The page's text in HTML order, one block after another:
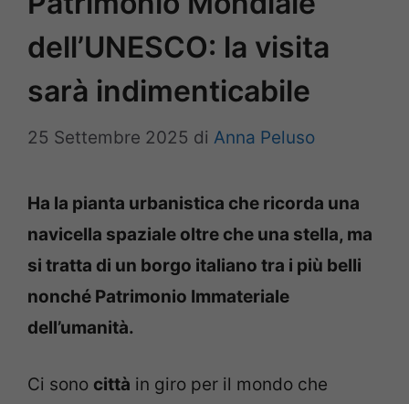
dell’UNESCO: la visita
sarà indimenticabile
25 Settembre 2025 di Anna Peluso
Ha la pianta urbanistica che ricorda una
navicella spaziale oltre che una stella, ma
si tratta di un borgo italiano tra i più belli
nonché Patrimonio Immateriale
dell’umanità.
Ci sono città in giro per il mondo che